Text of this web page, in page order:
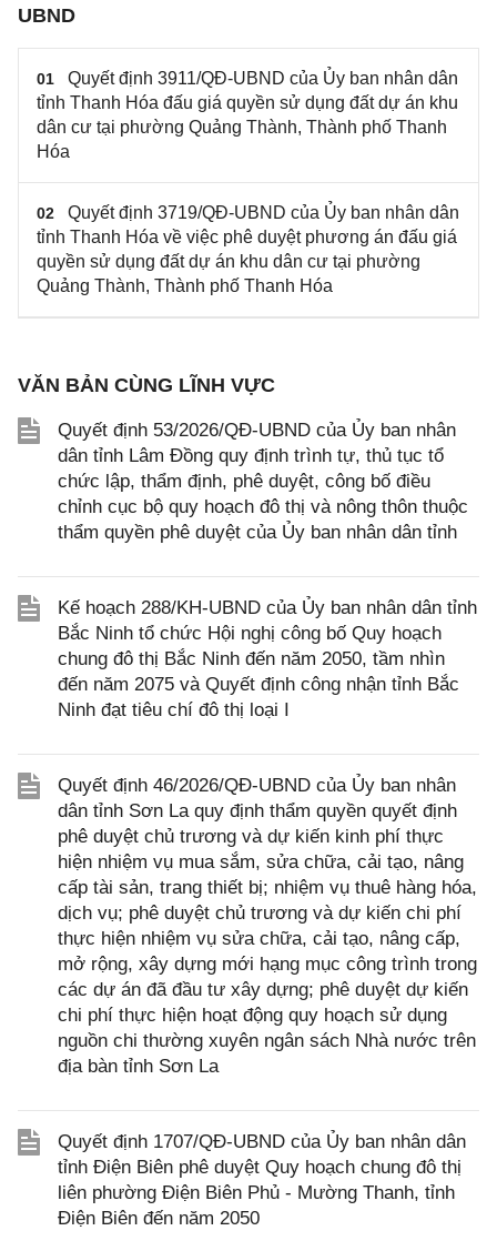
UBND
01
Quyết định 3911/QĐ-UBND của Ủy ban nhân dân
tỉnh Thanh Hóa đấu giá quyền sử dụng đất dự án khu
dân cư tại phường Quảng Thành, Thành phố Thanh
Hóa
02
Quyết định 3719/QĐ-UBND của Ủy ban nhân dân
tỉnh Thanh Hóa về việc phê duyệt phương án đấu giá
quyền sử dụng đất dự án khu dân cư tại phường
Quảng Thành, Thành phố Thanh Hóa
VĂN BẢN CÙNG LĨNH VỰC
Quyết định 53/2026/QĐ-UBND của Ủy ban nhân
dân tỉnh Lâm Đồng quy định trình tự, thủ tục tổ
chức lập, thẩm định, phê duyệt, công bố điều
chỉnh cục bộ quy hoạch đô thị và nông thôn thuộc
thẩm quyền phê duyệt của Ủy ban nhân dân tỉnh
Kế hoạch 288/KH-UBND của Ủy ban nhân dân tỉnh
Bắc Ninh tổ chức Hội nghị công bố Quy hoạch
chung đô thị Bắc Ninh đến năm 2050, tầm nhìn
đến năm 2075 và Quyết định công nhận tỉnh Bắc
Ninh đạt tiêu chí đô thị loại I
Quyết định 46/2026/QĐ-UBND của Ủy ban nhân
dân tỉnh Sơn La quy định thẩm quyền quyết định
phê duyệt chủ trương và dự kiến kinh phí thực
hiện nhiệm vụ mua sắm, sửa chữa, cải tạo, nâng
cấp tài sản, trang thiết bị; nhiệm vụ thuê hàng hóa,
dịch vụ; phê duyệt chủ trương và dự kiến chi phí
thực hiện nhiệm vụ sửa chữa, cải tạo, nâng cấp,
mở rộng, xây dựng mới hạng mục công trình trong
các dự án đã đầu tư xây dựng; phê duyệt dự kiến
chi phí thực hiện hoạt động quy hoạch sử dụng
nguồn chi thường xuyên ngân sách Nhà nước trên
địa bàn tỉnh Sơn La
Quyết định 1707/QĐ-UBND của Ủy ban nhân dân
tỉnh Điện Biên phê duyệt Quy hoạch chung đô thị
liên phường Điện Biên Phủ - Mường Thanh, tỉnh
Điện Biên đến năm 2050